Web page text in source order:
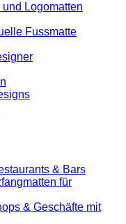
Logomatten
Fussmatte
& Bars
für
& Geschäfte mit